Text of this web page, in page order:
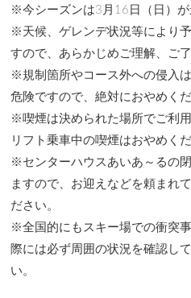
※今シーズンは3月16日（日）が
※天候、ゲレンデ状況等により
すので、あらかじめご理解、ご
※規制箇所やコース外への侵入
危険ですので、絶対におやめくだ
※喫煙は決められた場所でご利
リフト乗車中の喫煙はおやめくだ
※センターハウスあいあ～るの
ますので、お迎えなどを頼まれ
ださい。
※全国的にもスキー場での衝突
際には必ず周囲の状況を確認し
い。